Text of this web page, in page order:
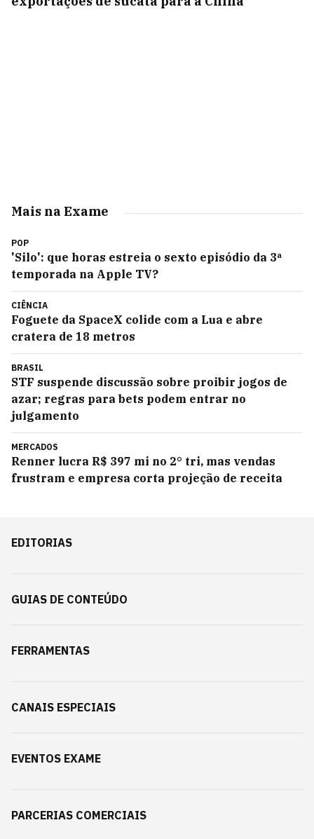
Mais na Exame
POP
'Silo': que horas estreia o sexto episódio da 3ª
temporada na Apple TV?
CIÊNCIA
Foguete da SpaceX colide com a Lua e abre
cratera de 18 metros
BRASIL
STF suspende discussão sobre proibir jogos de
azar; regras para bets podem entrar no
julgamento
MERCADOS
Renner lucra R$ 397 mi no 2° tri, mas vendas
frustram e empresa corta projeção de receita
EDITORIAS
GUIAS DE CONTEÚDO
FERRAMENTAS
CANAIS ESPECIAIS
EVENTOS EXAME
PARCERIAS COMERCIAIS